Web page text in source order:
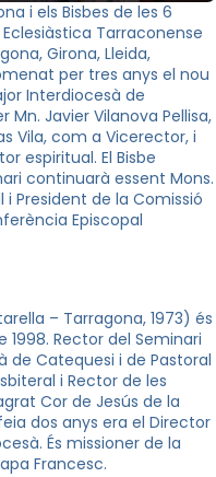
i els Bisbes de les 6
Tarraconense
Girona, Lleida,
per tres anys el nou
Interdiocesà de
Javier Vilanova Pellisa,
Vila, com a Vicerector, i
espiritual. El Bisbe
continuarà essent Mons.
i President de la Comissió
Episcopal
– Tarragona, 1973) és
Rector del Seminari
de Catequesi i de Pastoral
i Rector de les
Cor de Jesús de la
dos anys era el Director
És missioner de la
Francesc.